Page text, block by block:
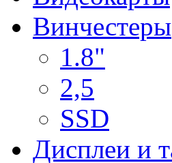
Винчестеры
1.8"
2,5
SSD
Дисплеи и